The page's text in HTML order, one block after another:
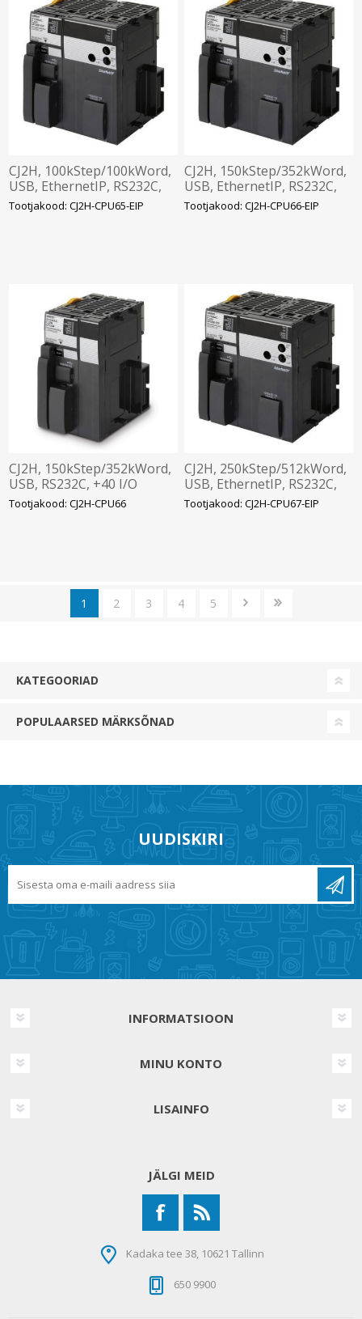
CJ2H, 100kStep/100kWord,
USB, EthernetIP, RS232C,
+40 I/O
Tootjakood: CJ2H-CPU65-EIP
CJ2H, 150kStep/352kWord,
USB, EthernetIP, RS232C,
+40 I/O
Tootjakood: CJ2H-CPU66-EIP
CJ2H, 150kStep/352kWord,
USB, RS232C, +40 I/O
Tootjakood: CJ2H-CPU66
CJ2H, 250kStep/512kWord,
USB, EthernetIP, RS232C,
+40 I/O
Tootjakood: CJ2H-CPU67-EIP
1 2 3 4 5
KATEGOORIAD
POPULAARSED MÄRKSÕNAD
UUDISKIRI
INFORMATSIOON
MINU KONTO
LISAINFO
JÄLGI MEID
Kadaka tee 38, 10621 Tallinn
650 9900